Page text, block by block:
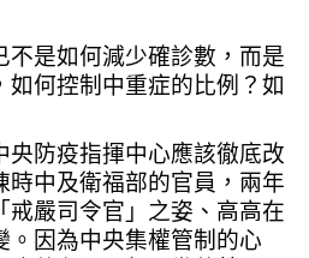
不是如何減少確診數，而是
何控制中重症的比例？如
防疫指揮中心應該徹底改
時中及衛福部的官員，兩年
戒嚴司令官」之姿、高高在
。因為中央集權管制的心